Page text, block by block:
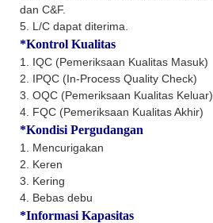
dan C&F.
5. L/C dapat diterima.
*Kontrol Kualitas
1. IQC (Pemeriksaan Kualitas Masuk)
2. IPQC (In-Process Quality Check)
3. OQC (Pemeriksaan Kualitas Keluar)
4. FQC (Pemeriksaan Kualitas Akhir)
*Kondisi Pergudangan
1. Mencurigakan
2. Keren
3. Kering
4. Bebas debu
*Informasi Kapasitas